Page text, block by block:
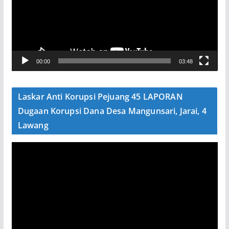
V
e
00:00 03:48
Laskar Anti Korupsi Pejuang 45 LAPORAN
Dugaan Korupsi Dana Desa Mangunsari, Jarai, 4
Lawang